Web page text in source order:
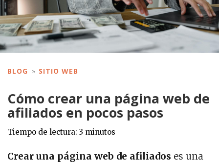
BLOG SITIO WEB
Cómo crear una página web de
afiliados en pocos pasos
Tiempo de lectura: 3 minutos
Crear una página web de afiliados es una